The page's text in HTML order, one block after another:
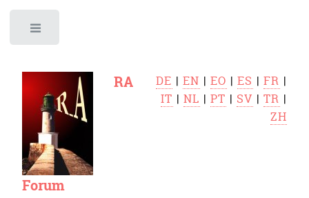
RA
Forum
DE |EN |EO |ES |FR |
IT |NL |PT | SV |TR |
ZH